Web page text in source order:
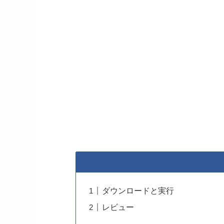
ダウンロードと実行
レビュー